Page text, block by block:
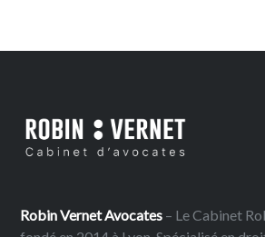
Robin Vernet Avocates – Le Cabinet